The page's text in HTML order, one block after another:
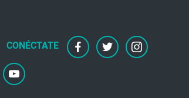
facebooktwitter instagram
youtube